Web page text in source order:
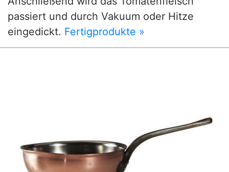
passiert und durch Vakuum oder Hitze
eingedickt. Fertigprodukte »